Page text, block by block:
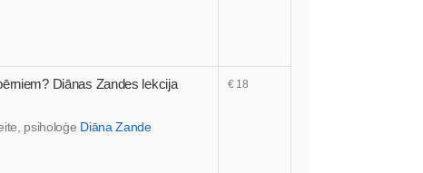
Diānas Zandes lekcija
psiholoģe Diāna Zande
€ 18